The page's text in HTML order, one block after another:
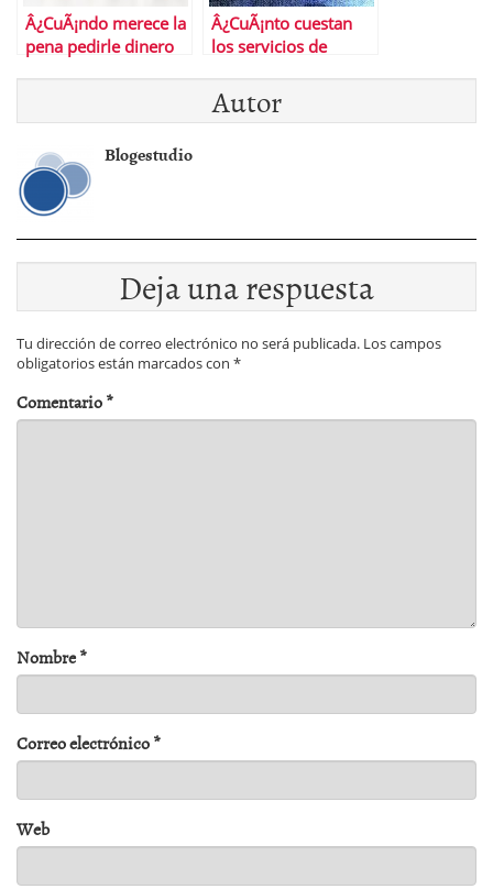
Â¿CuÃ¡ndo merece la
pena pedirle dinero
Â¿CuÃ¡nto cuestan
los servicios de
crÃ©dito?
Autor
Blogestudio
Deja una respuesta
Tu dirección de correo electrónico no será publicada. Los campos
obligatorios están marcados con *
Comentario*
Nombre*
Correo electrónico*
Web